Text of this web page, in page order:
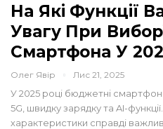
На Які Функції
Увагу При
Смартфона У
Олег Явір Лис 21, 2025
У 2025 році бюджетні
5G, швидку зарядку та AI-
характеристики справді